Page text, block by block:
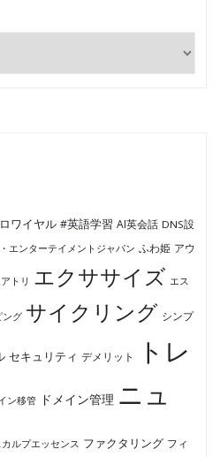
ワイヤル #英語学習 AI英会話 DNS設
エンターテイメントジャパン ふわ姫 アウ
トリ エクササイズ エス
ング サイクリング シンプ
セキュリティ デメリット
トレ
ン移管 ドメイン管理 ニュ
ルプエッセンス ファクタリング フィ